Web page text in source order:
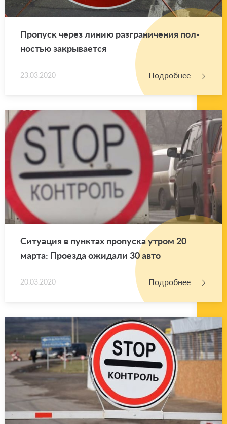
Про­пуск через линию раз­гра­ни­че­ния пол­
но­стью за­кры­ва­ет­ся
23.03.2020 Подробнее
Си­ту­а­ция в пунк­тах про­пус­ка утром 20
марта: Про­ез­да ожи­да­ли 30 авто
20.03.2020 Подробнее